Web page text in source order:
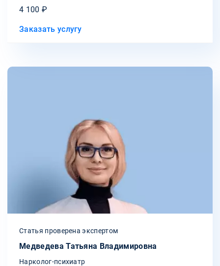
4 100 ₽
Заказать услугу
Статья проверена экспертом
Медведева Татьяна Владимировна
Нарколог-психиатр